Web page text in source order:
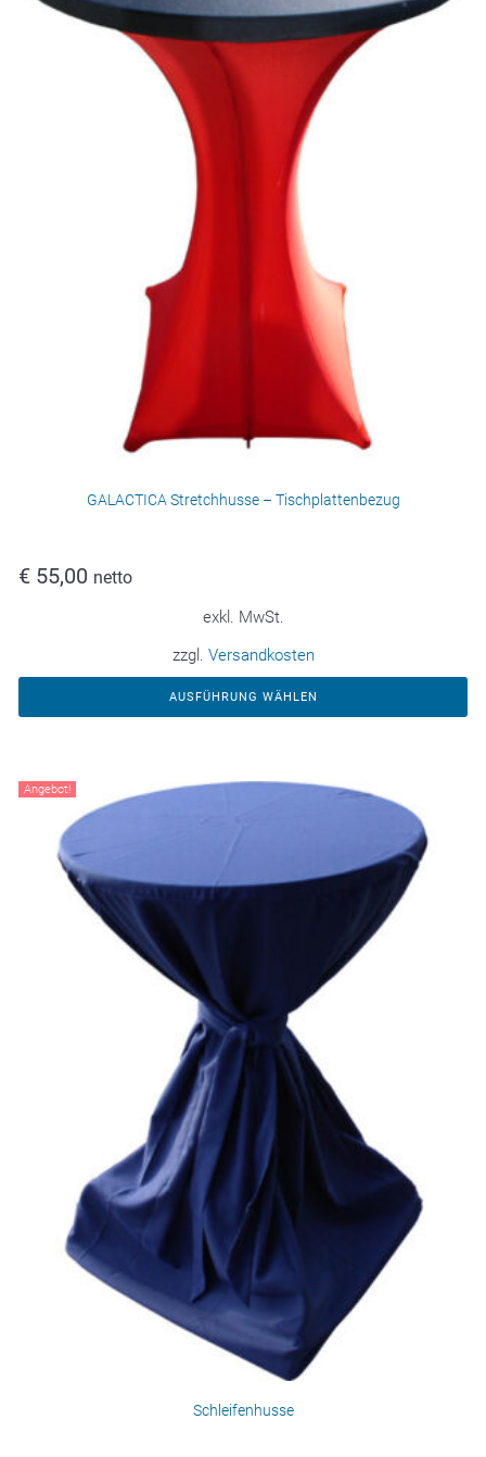
GALACTICA Stretchhusse – Tischplattenbezug
€ 55,00 netto
exkl. MwSt.
zzgl. Versandkosten
AUSFÜHRUNG WÄHLEN
Angebot!
Schleifenhusse